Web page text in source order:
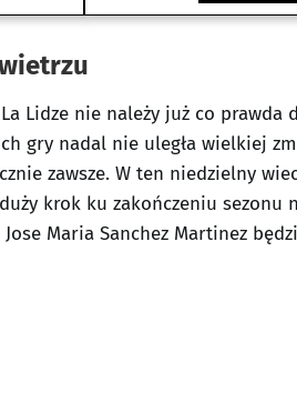
Lidze nie należy już co prawda
gry nadal nie uległa wielkiej
zawsze. W ten niedzielny
krok ku zakończeniu sezonu
Maria Sanchez Martinez